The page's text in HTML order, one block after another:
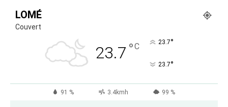
LOMÉ
Couvert
23.7 °C 23.7°
23.7°
91 % 3.4kmh 99 %